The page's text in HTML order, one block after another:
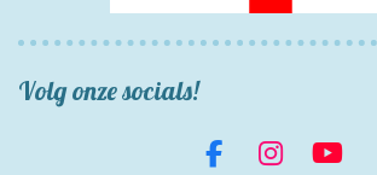
Volg onze socials!
F
I
Y